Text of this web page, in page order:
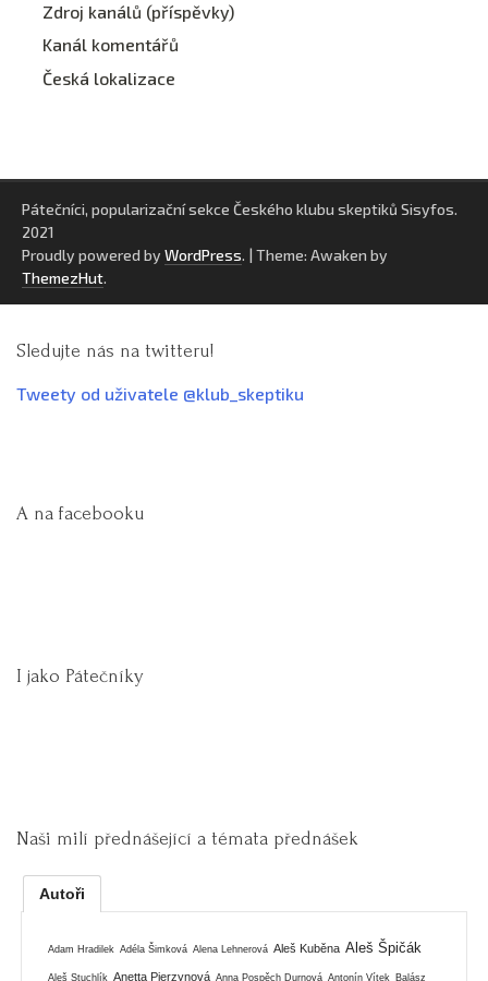
Zdroj kanálů (příspěvky)
Kanál komentářů
Česká lokalizace
Pátečníci, popularizační sekce Českého klubu skeptiků Sisyfos.
2021
Proudly powered by WordPress. | Theme: Awaken by
ThemezHut.
Sledujte nás na twitteru!
Tweety od uživatele @klub_skeptiku
A na facebooku
I jako Pátečníky
Naši milí přednášející a témata přednášek
Autoři
Adam Hradilek Adéla Šimková Alena Lehnerová Aleš Kuběna Aleš Špičák
Aleš Stuchlík Anetta Pierzynová Anna Pospěch Durnová Antonín Vítek Balász